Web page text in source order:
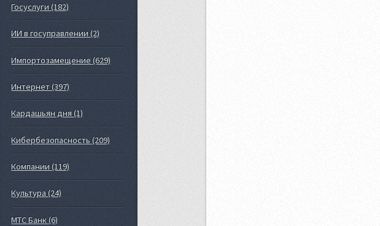
Госуслуги (182)
ИИ в госуправлении (2)
Импортозамещение (629)
Интернет (397)
Кардашьян дня (1)
Кибербезопасность (209)
Компании (119)
Культура (24)
МТС Банк (6)